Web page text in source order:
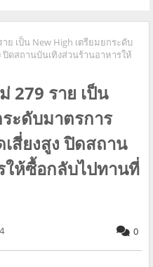
ย เป็น New High เตรียมยกระดับ
ปิดสถานบันเทิงส่วนร้านอาหารให้
279 ราย เป็น
ะดับมาตรการ
สี่ยงสูง ปิดสถาน
ให้ซื้อกลับไปทานที่
0